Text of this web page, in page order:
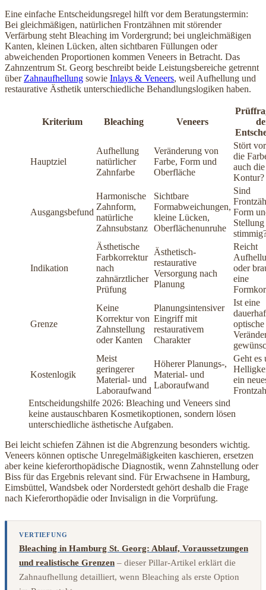
Eine einfache Entscheidungsregel hilft vor dem Beratungstermin:
Bei gleichmäßigen, natürlichen Frontzähnen mit störender
Verfärbung steht Bleaching im Vordergrund; bei ungleichmäßigen
Kanten, kleinen Lücken, alten sichtbaren Füllungen oder
abweichenden Proportionen kommen Veneers in Betracht. Das
Zahnzentrum St. Georg beschreibt beide Leistungsbereiche getrennt
über Zahnaufhellung sowie Inlays & Veneers, weil Aufhellung und
restaurative Ästhetik unterschiedliche Behandlungslogiken haben.
Kriterium Bleaching Veneers
Hauptziel
Aufhellung
natürlicher
Zahnfarbe
Veränderung von
Farbe, Form und
Oberfläche
Stört
die
auch die
Kontur?
Ausgangsbefund
Harmonische
Zahnform,
natürliche
Zahnsubstanz
Sichtbare
Formabweichungen,
kleine Lücken,
Oberflächenunruhe
Sind
Form
Stellung
Indikation
Ästhetische
Farbkorrektur
nach
zahnärztlicher
Prüfung
Ästhetisch-
restaurative
Versorgung nach
Planung
Reicht
oder
eine
Grenze
Keine
Korrektur von
Zahnstellung
oder Kanten
Planungsintensiver
Eingriff mit
restaurativem
Charakter
Ist eine
optische
Kostenlogik
Meist
geringerer
Material- und
Laboraufwand
Höherer Planungs-,
Material- und
Laboraufwand
Geht es
ein
Entscheidungshilfe 2026: Bleaching und Veneers sind
keine austauschbaren Kosmetikoptionen, sondern lösen
unterschiedliche ästhetische Aufgaben.
Bei leicht schiefen Zähnen ist die Abgrenzung besonders wichtig.
Veneers können optische Unregelmäßigkeiten kaschieren, ersetzen
aber keine kieferorthopädische Diagnostik, wenn Zahnstellung oder
Biss für das Ergebnis relevant sind. Für Erwachsene in Hamburg,
Eimsbüttel, Wandsbek oder Norderstedt gehört deshalb die Frage
nach Kieferorthopädie oder Invisalign in die Vorprüfung.
VERTIEFUNG
Bleaching in Hamburg St. Georg: Ablauf, Voraussetzungen
und realistische Grenzen – dieser Pillar-Artikel erklärt die
Zahnaufhellung detailliert, wenn Bleaching als erste Option